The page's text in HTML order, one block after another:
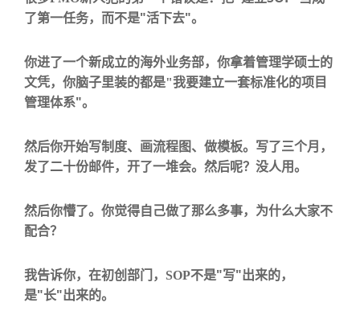
了第一任务，而不是"活下去"。
你进了一个新成立的海外业务部，你拿着管理学硕士的
文凭，你脑子里装的都是"我要建立一套标准化的项目
管理体系"。
然后你开始写制度、画流程图、做模板。写了三个月，
发了二十份邮件，开了一堆会。然后呢？没人用。
然后你懵了。你觉得自己做了那么多事，为什么大家不
配合？
我告诉你， 在初创部门， SOP不是"写"出来的，
是"长"出来的。